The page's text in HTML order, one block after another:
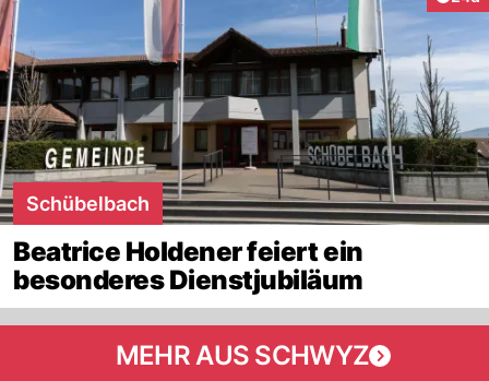
Schübelbach
Beatrice Holdener feiert ein
besonderes Dienstjubiläum
MEHR AUS SCHWYZ